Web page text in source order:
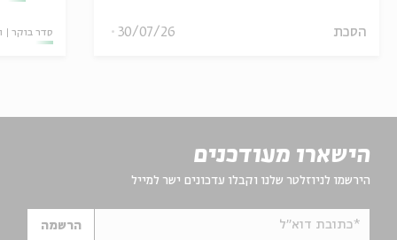
הסכת 30/07/26 סדר בוקר
הישארו מעודכנים
הירשמו לניוזלטר שלנו וקבלו עדכונים ישר למייל
*כתובת דוא"ל הרשמה